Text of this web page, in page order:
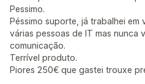
Pessimo.
Péssimo suporte, já trabalhei em
várias pessoas de IT mas nunca
comunicação.
Terrível produto.
Piores 250€ que gastei trouxe